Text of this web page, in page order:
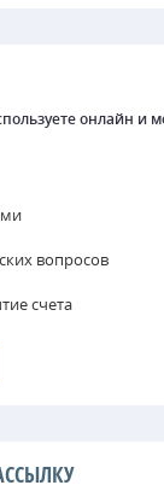
онлайн и
вопросов
счета